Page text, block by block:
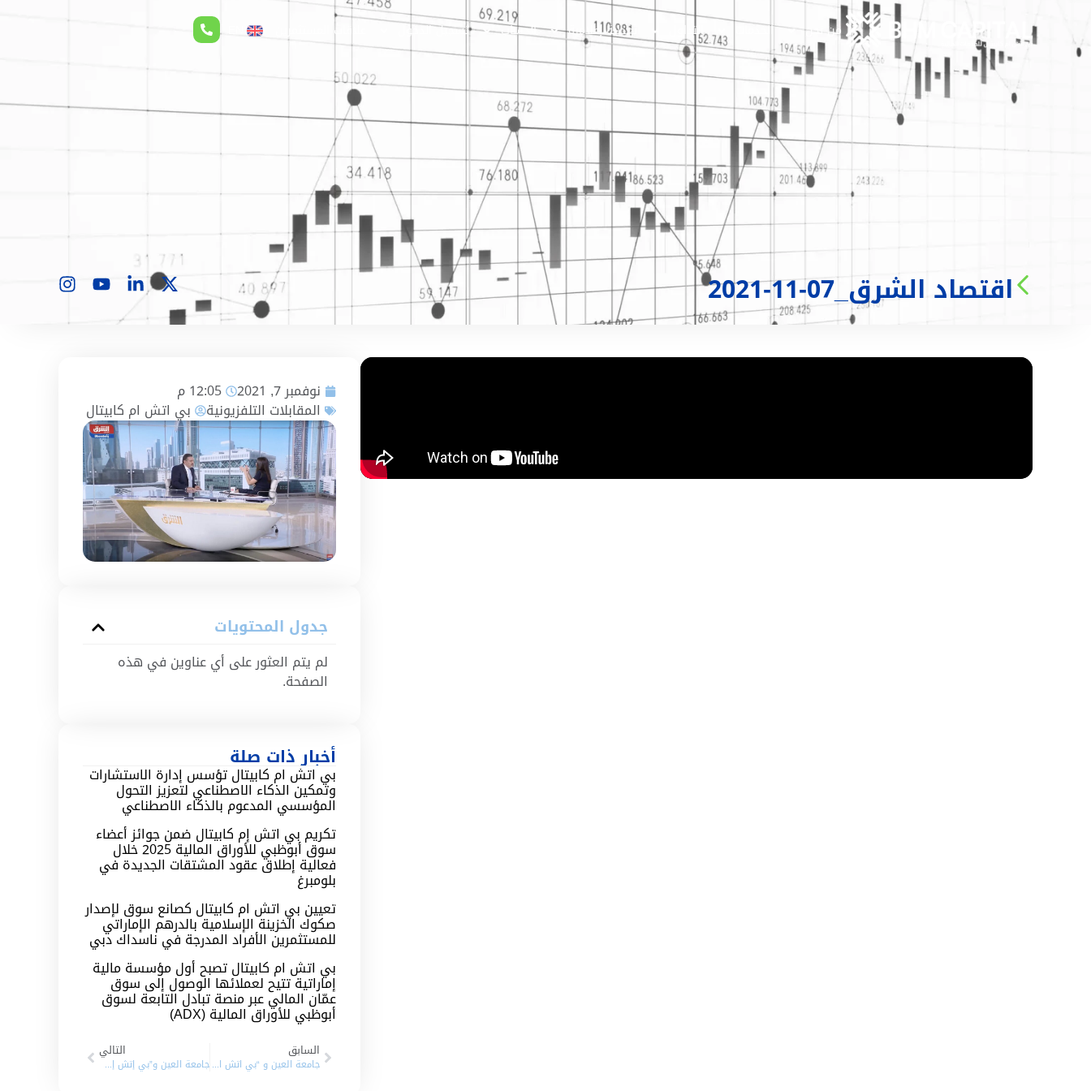
من نحن الخدمات التداول تغطية إعلامية الحساب تسجيل الدخول علاقات المستثمرين
اقتصاد الشرق_07-11-2021
نوفمبر 7, 2021 12:05 م
المقابلات التلفزيونية بي اتش ام كابيتال
جدول المحتويات
لم يتم العثور على أي عناوين في هذه
الصفحة.
أخبار ذات صلة
بي اتش ام كابيتال تؤسس إدارة الاستشارات
وتمكين الذكاء الاصطناعي لتعزيز التحول
المؤسسي المدعوم بالذكاء الاصطناعي
تكريم بي اتش إم كابيتال ضمن جوائز أعضاء
سوق أبوظبي للأوراق المالية 2025 خلال
فعالية إطلاق عقود المشتقات الجديدة في
بلومبرغ
تعيين بي اتش ام كابيتال كصانع سوق لإصدار
صكوك الخزينة الإسلامية بالدرهم الإماراتي
للمستثمرين الأفراد المدرجة في ناسداك دبي
بي اتش ام كابيتال تصبح أول مؤسسة مالية
إماراتية تتيح لعملائها الوصول إلى سوق
عمّان المالي عبر منصة تبادل التابعة لسوق
أبوظبي للأوراق المالية (ADX)
السابق
جامعة العين و “بي اتش ام كابيتال” توقعان مذكرة تفاهم
التالي
جامعة العين و”بي إتش إم كابيتال” تدشنان قاعة التداول الافتراضي